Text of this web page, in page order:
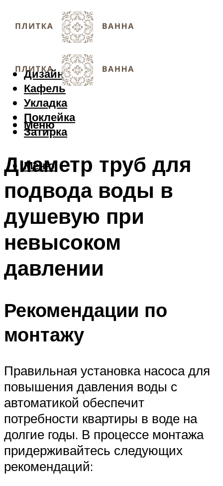
Дизайн
Кафель
Укладка
Поклейка
Затирка
Меню
Меню
Диаметр труб для
подвода воды в
душевую при
невысоком
давлении
Рекомендации по
монтажу
Правильная установка насоса для
повышения давления воды с
автоматикой обеспечит
потребности квартиры в воде на
долгие годы. В процессе монтажа
придерживайтесь следующих
рекомендаций: